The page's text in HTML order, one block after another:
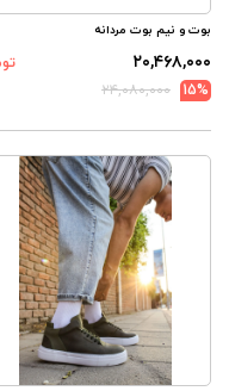
بوت و نیم بوت مردانه
۲۰,۴۶۸,۰۰۰
15%
۲۴,۰۸۰,۰۰۰